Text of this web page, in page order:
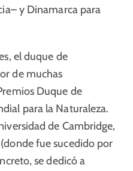
y Dinamarca para
el duque de
de muchas
Duque de
para la Naturaleza.
de Cambridge,
fue sucedido por
se dedicó a